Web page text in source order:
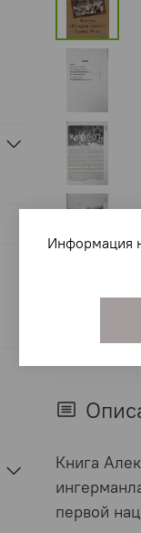
Книга
первой
Информация